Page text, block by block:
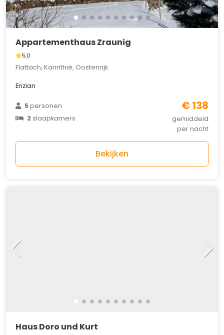
Appartementhaus Zraunig
5,0
Flattach, Karinthië, Oostenrijk
Enzian
5personen
2slaapkamers
€ 138
gemiddeld
per nacht
Bekijken
Haus Doro und Kurt